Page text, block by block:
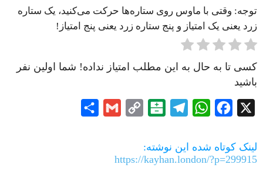
توجه: وقتی با ماوس روی ستاره‌ها حرکت می‌کنید، یک ستاره
زرد یعنی یک امتیاز و پنج ستاره زرد یعنی پنج امتیاز!
کسی تا به حال به این مطلب امتیاز نداده! شما اولین نفر
باشید
X
Facebook
WhatsApp
Telegram
Balatarin
Copy
Gmail
لینک کوتاه شده این نوشته:
https://kayhan.london/?p=299915